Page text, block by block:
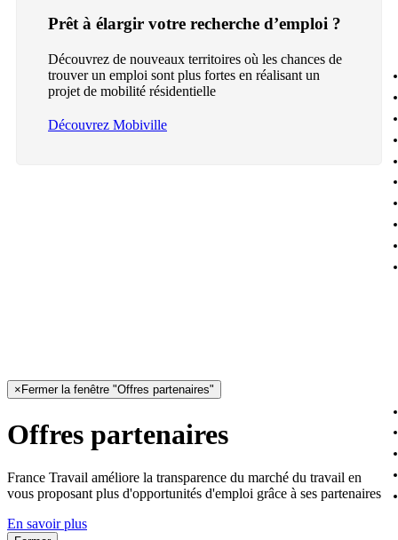
Prêt à élargir votre recherche d’emploi ?
Découvrez de nouveaux territoires où les chances de
trouver un emploi sont plus fortes en réalisant un
projet de mobilité résidentielle
Découvrez Mobiville
× Fermer la fenêtre "Offres partenaires"
Offres partenaires
France Travail améliore la transparence du marché du travail en
vous proposant plus d'opportunités d'emploi grâce à ses partenaires
En savoir plus